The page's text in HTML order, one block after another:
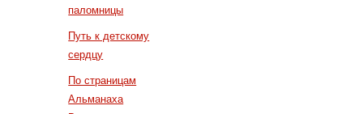
паломницы
Путь к детскому
сердцу
По страницам
Альманаха